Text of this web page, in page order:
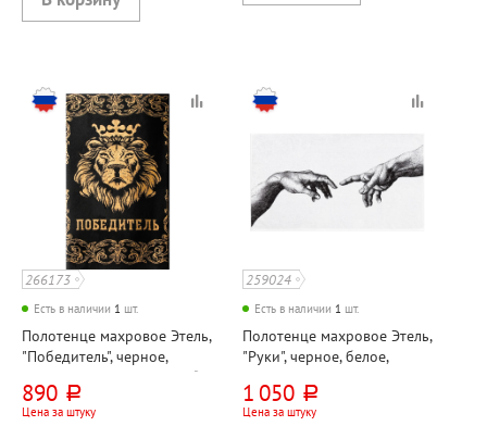
266173
Есть в наличии 1 шт.
Полотенце махровое Этель,
"Победитель", черное,
90см*50см, махра, 420г⁄м²
890 руб.
Цена за штуку
259024
Есть в наличии 1 шт.
Полотенце махровое Этель,
"Руки", черное, белое,
420г⁄м²
1 050 руб.
Цена за штуку